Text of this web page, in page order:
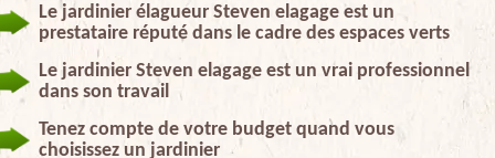
Le jardinier élagueur Steven elagage est un
prestataire réputé dans le cadre des espaces verts
Le jardinier Steven elagage est un vrai professionnel
dans son travail
Tenez compte de votre budget quand vous
choisissez un jardinier